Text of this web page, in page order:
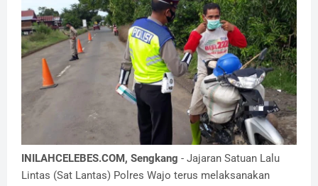
INILAHCELEBES.COM, Sengkang - Jajaran Satuan Lalu
Lintas (Sat Lantas) Polres Wajo terus melaksanakan